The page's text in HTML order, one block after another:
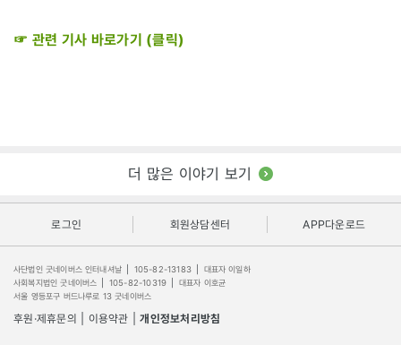
☞ 관련 기사 바로가기 (클릭)
더 많은 이야기 보기
로그인 회원상담센터 APP다운로드
사단법인 굿네이버스 인터내셔날 105-82-13183
대표자 이일하
사회복지법인 굿네이버스
105-82-10319
대표자 이호균
서울 영등포구 버드나루로 13 굿네이버스
후원·제휴문의 이용약관 개인정보처리방침